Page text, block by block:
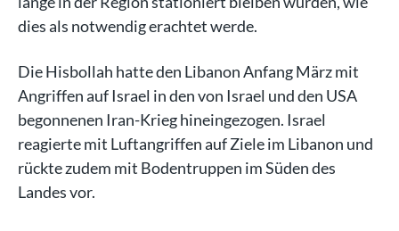
dies als notwendig erachtet werde.
Die Hisbollah hatte den Libanon Anfang März mit
Angriffen auf Israel in den von Israel und den USA
begonnenen Iran-Krieg hineingezogen. Israel
reagierte mit Luftangriffen auf Ziele im Libanon und
rückte zudem mit Bodentruppen im Süden des
Landes vor.